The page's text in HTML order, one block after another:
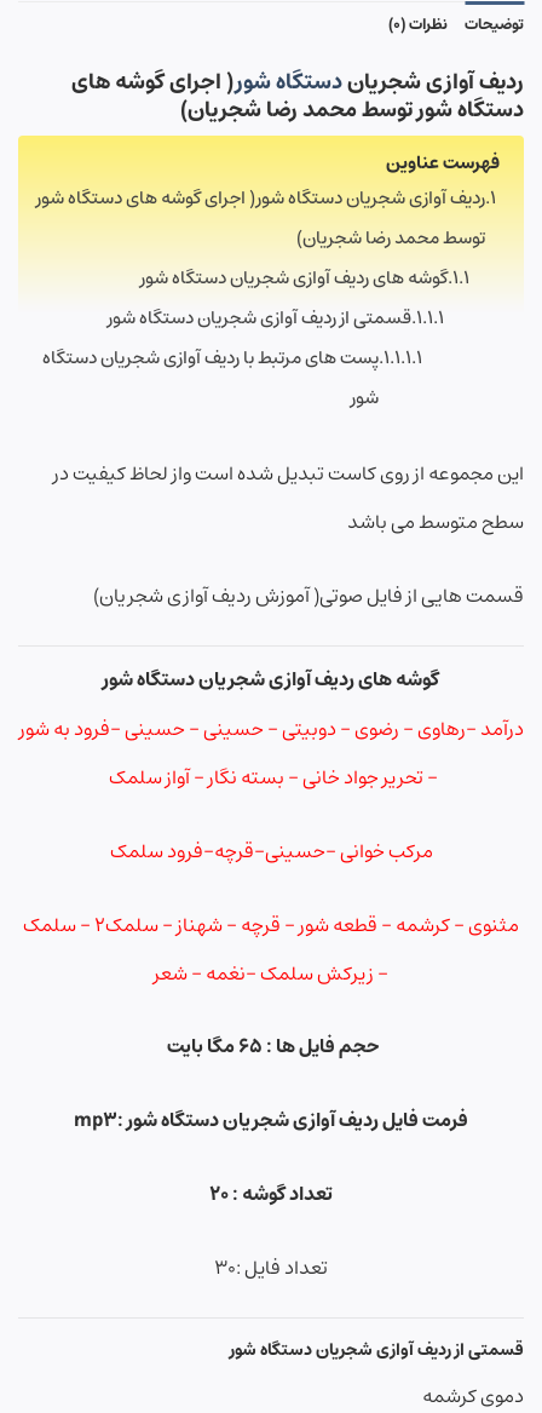
توضیحات نظرات (0)
ردیف آوازی شجریاندستگاه شور( اجرای گوشه های
دستگاه شور توسط محمد رضا شجریان)
فهرست عناوین
ردیف آوازی شجریان دستگاه شور( اجرای گوشه های دستگاه شور
توسط محمد رضا شجریان)
گوشه های ردیف آوازی شجریان دستگاه شور
قسمتی از ردیف آوازی شجریان دستگاه شور
پست های مرتبط با ردیف آوازی شجریان دستگاه
شور
این مجموعه از روی کاست تبدیل شده است واز لحاظ کیفیت در
سطح متوسط می باشد
قسمت هایی از فایل صوتی( آموزش ردیف آوازی شجریان)
گوشه های ردیف آوازی شجریان دستگاه شور
درآمد -رهاوی – رضوی – دوبیتی – حسینی – حسینی -فرود به شور
– تحریر جواد خانی – بسته نگار – آواز سلمک
مرکب خوانی -حسینی-قرچه-فرود سلمک
مثنوی – کرشمه – قطعه شور – قرچه – شهناز – سلمک۲ – سلمک
– زیرکش سلمک -نغمه – شعر
حجم فایل ها :۶۵مگا بایت
فرمت فایل ردیف آوازی شجریان دستگاه شور:mp3
تعداد گوشه : ۲۰
تعداد فایل :۳۰
قسمتی از ردیف آوازی شجریان دستگاه شور
دموی کرشمه